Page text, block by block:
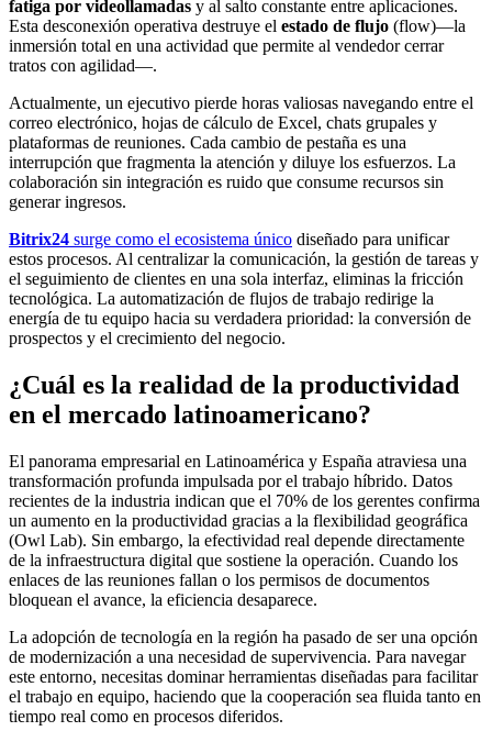
fatiga por videollamadas y al salto constante entre aplicaciones.
Esta desconexión operativa destruye el estado de flujo (flow)—la
inmersión total en una actividad que permite al vendedor cerrar
tratos con agilidad—.
Actualmente, un ejecutivo pierde horas valiosas navegando entre el
correo electrónico, hojas de cálculo de Excel, chats grupales y
plataformas de reuniones. Cada cambio de pestaña es una
interrupción que fragmenta la atención y diluye los esfuerzos. La
colaboración sin integración es ruido que consume recursos sin
generar ingresos.
Bitrix24 surge como el ecosistema único diseñado para unificar
estos procesos. Al centralizar la comunicación, la gestión de tareas y
el seguimiento de clientes en una sola interfaz, eliminas la fricción
tecnológica. La automatización de flujos de trabajo redirige la
energía de tu equipo hacia su verdadera prioridad: la conversión de
prospectos y el crecimiento del negocio.
¿Cuál es la realidad de la productividad
en el mercado latinoamericano?
El panorama empresarial en Latinoamérica y España atraviesa una
transformación profunda impulsada por el trabajo híbrido. Datos
recientes de la industria indican que el 70% de los gerentes confirma
un aumento en la productividad gracias a la flexibilidad geográfica
(Owl Lab). Sin embargo, la efectividad real depende directamente
de la infraestructura digital que sostiene la operación. Cuando los
enlaces de las reuniones fallan o los permisos de documentos
bloquean el avance, la eficiencia desaparece.
La adopción de tecnología en la región ha pasado de ser una opción
de modernización a una necesidad de supervivencia. Para navegar
este entorno, necesitas dominar herramientas diseñadas para facilitar
el trabajo en equipo, haciendo que la cooperación sea fluida tanto en
tiempo real como en procesos diferidos.